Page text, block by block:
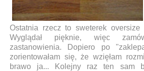
Ostatnia rzecz to sweterek oversize
Wyglądał pięknie, więc
zastanowienia. Dopiero po
zorientowałam się, że wzięłam
brawo ja... Kolejny raz ten sam